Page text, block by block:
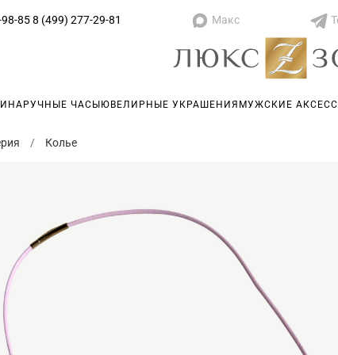
85 8 (499) 277-29-81 Макс
НАРУЧНЫЕ ЧАСЫ ЮВЕЛИРНЫЕ УКРАШЕНИЯ МУЖСКИЕ
Колье